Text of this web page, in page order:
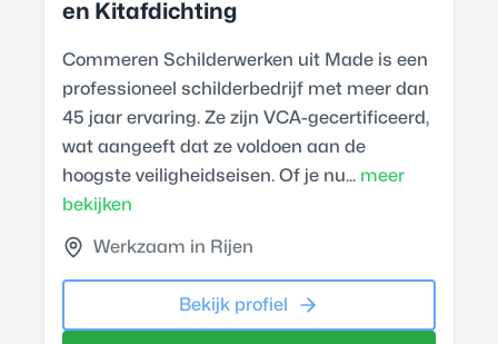
en Kitafdichting
Commeren Schilderwerken uit Made is een
professioneel schilderbedrijf met meer dan
45 jaar ervaring. Ze zijn VCA-gecertificeerd,
wat aangeeft dat ze voldoen aan de
hoogste veiligheidseisen. Of je nu... meer
bekijken
Werkzaam in Rijen
Bekijk profiel